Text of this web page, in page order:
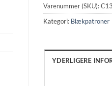
Varenummer (SKU):
Kategori: Blækpatroner
YDERLIGERE